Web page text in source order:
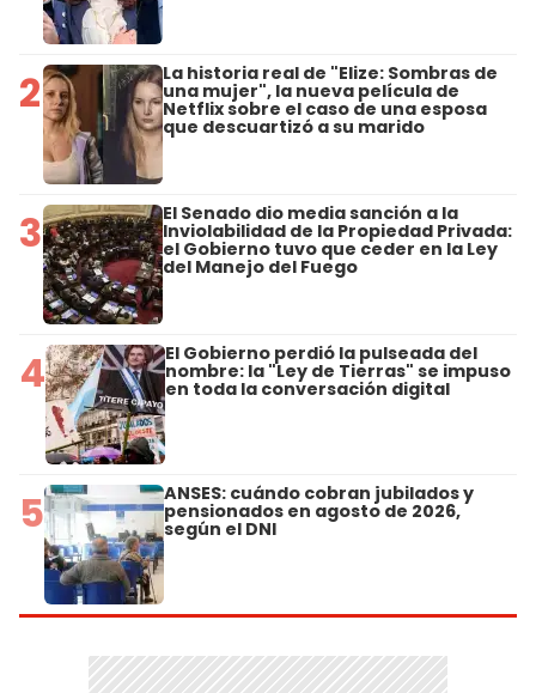
2 La historia real de "Elize: Sombras de
una mujer", la nueva película de
Netflix sobre el caso de una esposa
que descuartizó a su marido
3 El Senado dio media sanción a la
Inviolabilidad de la Propiedad Privada:
el Gobierno tuvo que ceder en la Ley
del Manejo del Fuego
4 El Gobierno perdió la pulseada del
nombre: la "Ley de Tierras" se impuso
en toda la conversación digital
5 ANSES: cuándo cobran jubilados y
pensionados en agosto de 2026,
según el DNI